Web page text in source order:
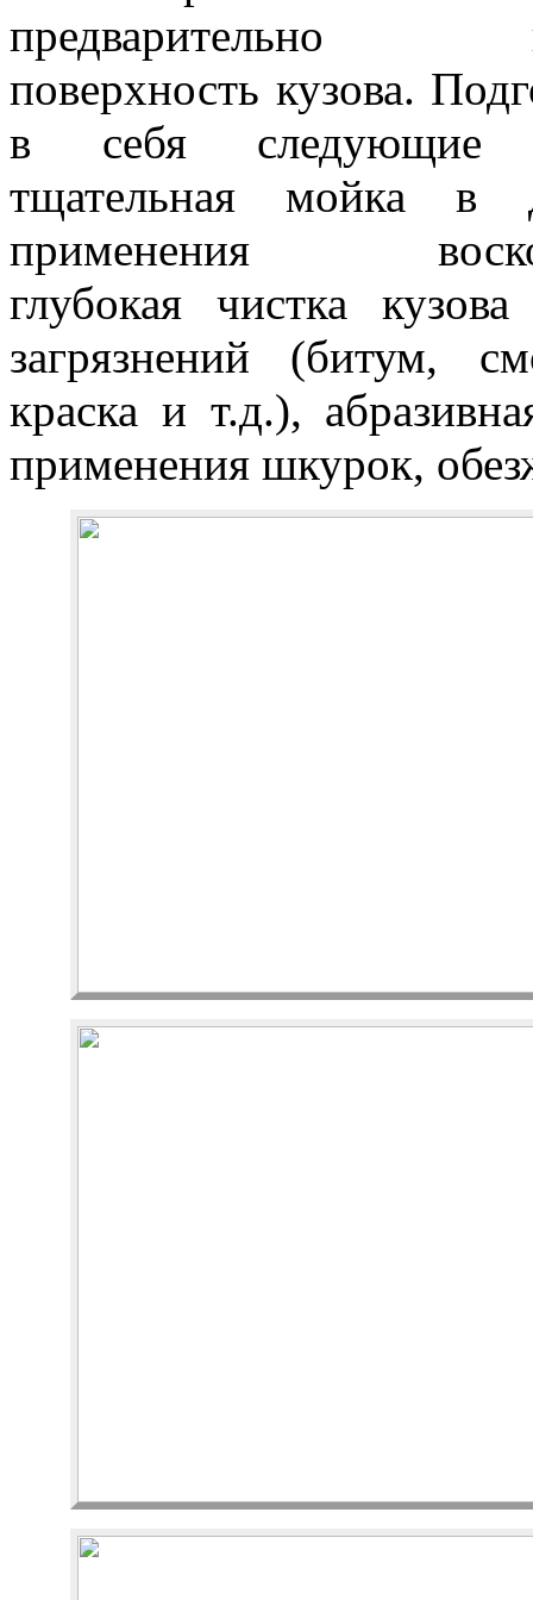
предварительно
поверхность кузова.
в себя следующие
тщательная мойка в
применения восков/
глубокая чистка
загрязнений (битум,
краска и т.д.),
применения шкурок,